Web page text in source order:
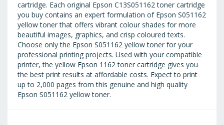
cartridge. Each original Epson C13S051162 toner cartridge
you buy contains an expert formulation of Epson S051162
yellow toner that offers vibrant colour shades for more
beautiful images, graphics, and crisp coloured texts.
Choose only the Epson S051162 yellow toner for your
professional printing projects. Used with your compatible
printer, the yellow Epson 1162 toner cartridge gives you
the best print results at affordable costs. Expect to print
up to 2,000 pages from this genuine and high quality
Epson S051162 yellow toner.